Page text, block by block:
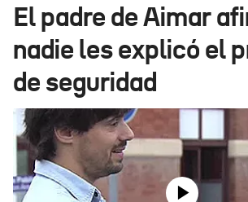
Ikusmiran
El padre de Aimar
nadie les explicó el
de seguridad